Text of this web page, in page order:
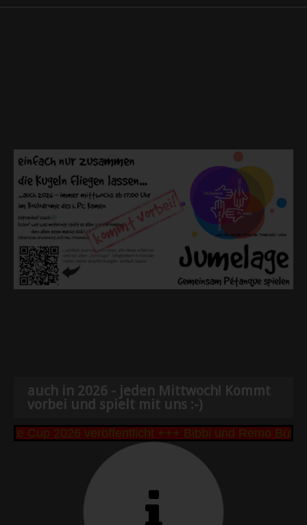
auch in 2026 - jeden Mittwoch! Kommt
vorbei und spielt mit uns :-)
Cup 2026 veröffentlicht +++ Bibbi und Remo